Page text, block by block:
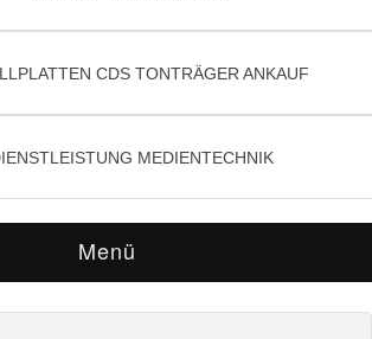
CDS TONTRÄGER ANKAUF
MEDIENTECHNIK
Menü